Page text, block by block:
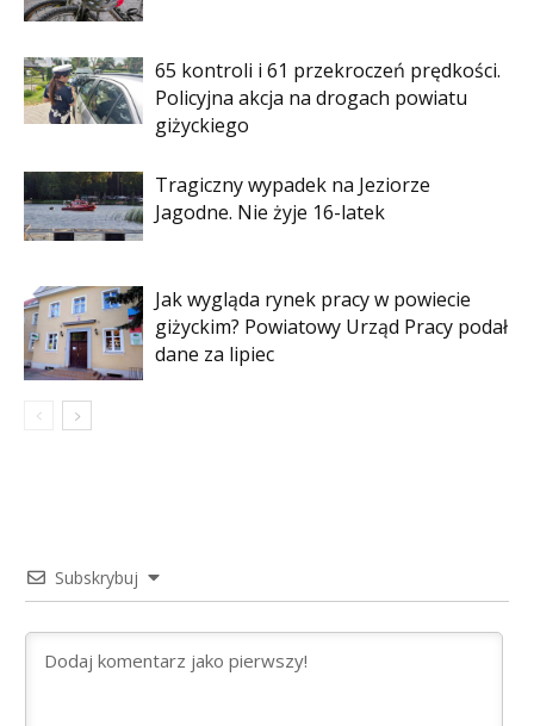
65 kontroli i 61 przekroczeń prędkości.
Policyjna akcja na drogach powiatu
giżyckiego
Tragiczny wypadek na Jeziorze
Jagodne. Nie żyje 16-latek
Jak wygląda rynek pracy w powiecie
giżyckim? Powiatowy Urząd Pracy podał
dane za lipiec
Subskrybuj